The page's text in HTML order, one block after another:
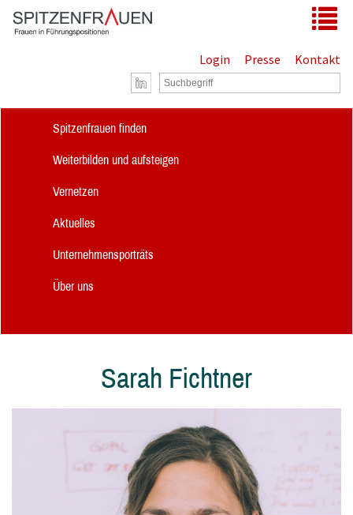
Zum Hauptinhalt springen
Login Presse Kontakt
Spitzenfrauen finden
Weiterbilden und aufsteigen
Vernetzen
Aktuelles
Unternehmensporträts
Über uns
Sarah Fichtner